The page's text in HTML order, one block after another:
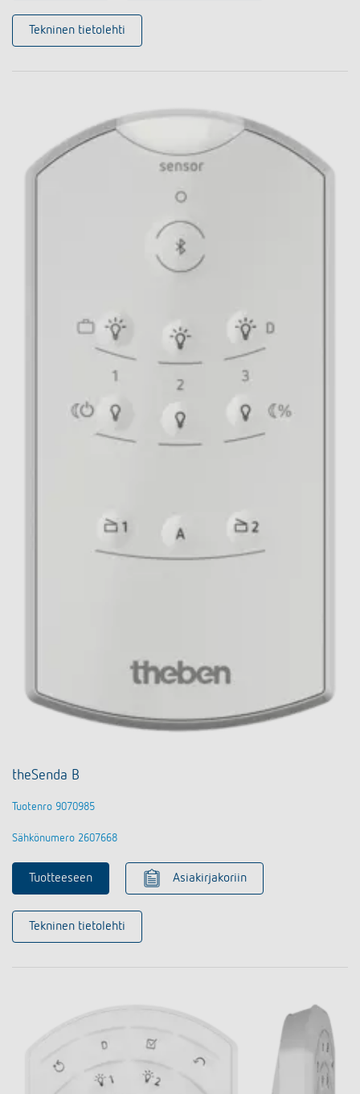
Tekninen tietolehti
theSenda B
Tuotenro 9070985
Sähkönumero 2607668
Tuotteeseen Asiakirjakoriin
Tekninen tietolehti